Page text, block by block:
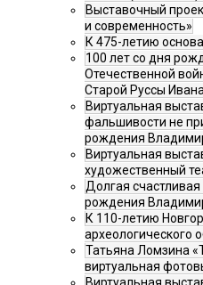
Выставочный
и современность»
К 475-летию
100 лет со дня
Отечественной
Старой Руссы
Виртуальная
фальшивости не
рождения
Виртуальная
художественный
Долгая
рождения
К 110-летию
археологического
Татьяна Ломзина
виртуальная